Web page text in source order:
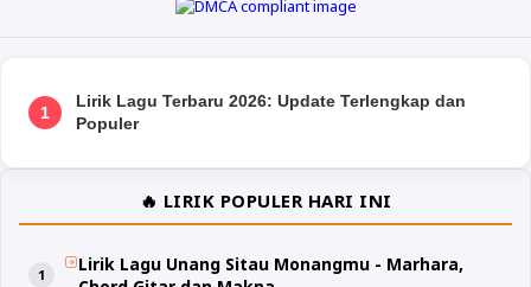
1
Lirik Lagu Terbaru 2026: Update Terlengkap dan
Populer
🔥 LIRIK POPULER HARI INI
Lirik Lagu Unang Sitau Monangmu - Marhara,